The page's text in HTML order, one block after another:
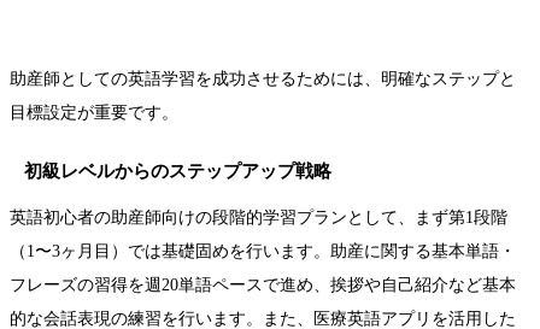
助産師としての英語学習を成功させるためには、明確なステップと
目標設定が重要です。
初級レベルからのステップアップ戦略
英語初心者の助産師向けの段階的学習プランとして、まず第1段階
（1〜3ヶ月目）では基礎固めを行います。助産に関する基本単語・
フレーズの習得を週20単語ペースで進め、挨拶や自己紹介など基本
的な会話表現の練習を行います。また、医療英語アプリを活用した